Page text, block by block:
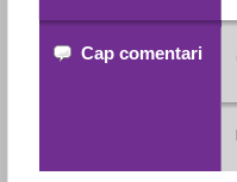
Cap comentari